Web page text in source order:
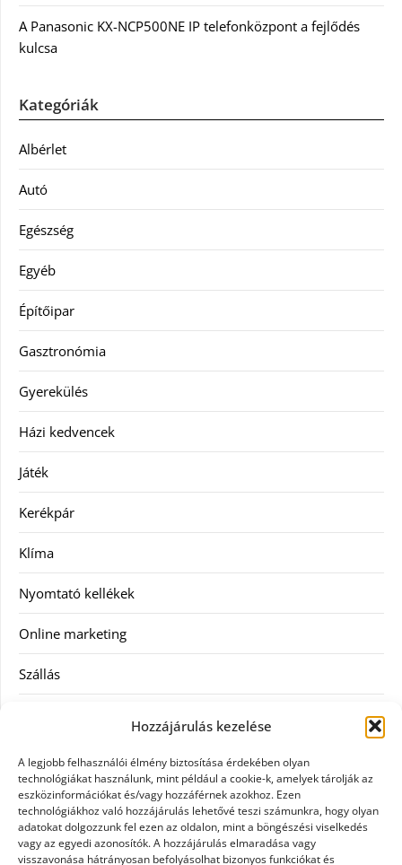
Hozzájárulás kezelése
A legjobb felhasználói élmény biztosítása érdekében olyan
technológiákat használunk, mint például a cookie-k, amelyek tárolják az
eszközinformációkat és/vagy hozzáférnek azokhoz. Ezen
technológiákhoz való hozzájárulás lehetővé teszi számunkra, hogy olyan
adatokat dolgozzunk fel ezen az oldalon, mint a böngészési viselkedés
vagy az egyedi azonosítók. A hozzájárulás elmaradása vagy
visszavonása hátrányosan befolyásolhat bizonyos funkciókat és
A Panasonic KX-NCP500NE IP telefonközpont a fejlődés
kulcsa
Kategóriák
Albérlet
Autó
Egészség
Egyéb
Építőipar
Gasztronómia
Gyerekülés
Házi kedvencek
Játék
Kerékpár
Klíma
Nyomtató kellékek
Online marketing
Szállás
Szellőztető
Szolgáltatás
Táskák